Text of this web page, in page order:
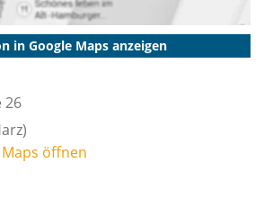
in Google Maps anzeigen
26
öffnen